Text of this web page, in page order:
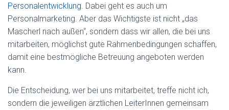
Personalentwicklung. Dabei geht es auch um
Personalmarketing. Aber das Wichtigste ist nicht „das
Mascherl nach außen“, sondern dass wir allen, die bei uns
mitarbeiten, möglichst gute Rahmenbedingungen schaffen,
damit eine bestmögliche Betreuung angeboten werden
kann.
Die Entscheidung, wer bei uns mitarbeitet, treffe nicht ich,
sondern die jeweiligen ärztlichen LeiterInnen gemeinsam